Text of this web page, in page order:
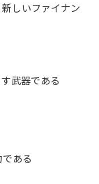
しいファイナン
武器である
ある